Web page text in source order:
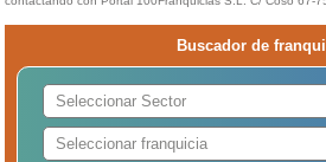
Buscador de